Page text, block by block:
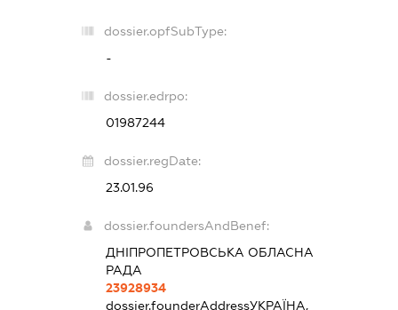
dossier.opfSubType:
-
dossier.edrpo:
01987244
dossier.regDate:
23.01.96
dossier.foundersAndBenef:
ДНІПРОПЕТРОВСЬКА ОБЛАСНА
РАДА
23928934
dossier.founderAddressУКРАЇНА,